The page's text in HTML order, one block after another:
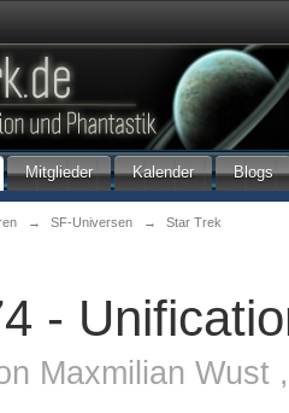
Mitglieder Kalender Blogs
→ SF-Universen → Star Trek
-
Maxmilian Wust